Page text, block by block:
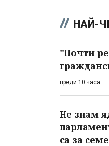
НАЙ-
"Почти
преди 10 часа
Не знам
са за